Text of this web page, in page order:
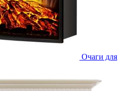
Очаги для